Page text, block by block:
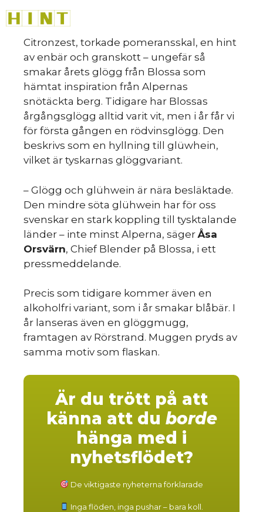
till
innehåll
Citronzest, torkade pomeransskal, en hint
av enbär och granskott – ungefär så
smakar årets glögg från Blossa som
hämtat inspiration från Alpernas
snötäckta berg. Tidigare har Blossas
årgångsglögg alltid varit vit, men i år får vi
för första gången en rödvinsglögg. Den
beskrivs som en hyllning till glüwhein,
vilket är tyskarnas glöggvariant.
– Glögg och glühwein är nära besläktade.
Den mindre söta glühwein har för oss
svenskar en stark koppling till tysktalande
länder – inte minst Alperna, säger Åsa
Orsvärn, Chief Blender på Blossa, i ett
pressmeddelande.
Precis som tidigare kommer även en
alkoholfri variant, som i år smakar blåbär. I
år lanseras även en glöggmugg,
framtagen av Rörstrand. Muggen pryds av
samma motiv som flaskan.
Är du trött på att
känna att du borde
hänga med i
nyhetsflödet?
De viktigaste nyheterna förklarade
Inga flöden, inga pushar – bara koll.